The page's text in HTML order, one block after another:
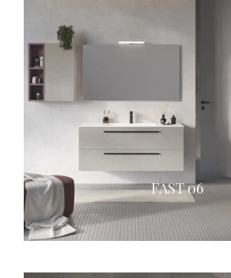
FAST 06